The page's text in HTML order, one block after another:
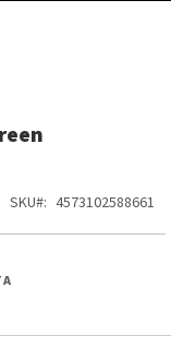
SKU 4573102588661